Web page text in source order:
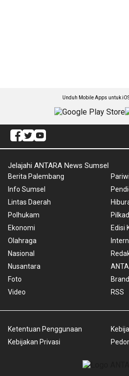
Unduh Mobile Apps untuk
Jelajahi ANTARA News Sumsel
Berita Palembang
Info Sumsel
Lintas Daerah
Polhukam
Ekonomi
Olahraga
Nasional
Nusantara
Foto
Video
Edisi
RSS
Ketentuan Penggunaan
Kebijakan Privasi